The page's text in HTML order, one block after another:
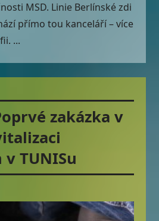
MSD. Linie Berlínské zdi
přímo tou kanceláří – více
...
zakázka v
TUNISu